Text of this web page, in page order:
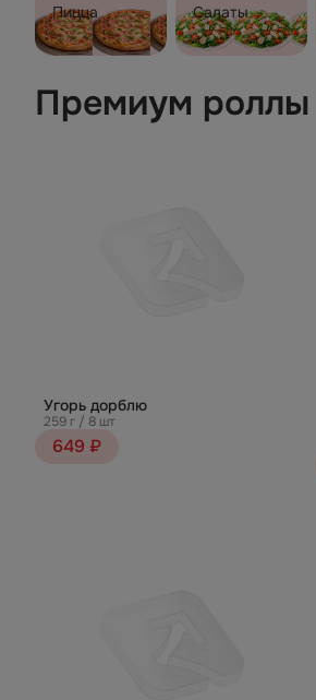
Пицца Салаты
Премиум роллы
Угорь дорблю
259 г / 8 шт
649 ₽